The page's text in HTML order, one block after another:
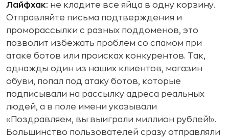
Лайфхак: не кладите все яйца в одну корзину.
Отправляйте письма подтверждения и
проморассылки с разных поддоменов, это
позволит избежать проблем со спамом при
атаке ботов или происках конкурентов. Так,
однажды один из наших клиентов, магазин
обуви, попал под атаку ботов, которые
подписывали на рассылку адреса реальных
людей, а в поле имени указывали
«Поздравляем, вы выиграли миллион рублей!».
Большинство пользователей сразу отправляли